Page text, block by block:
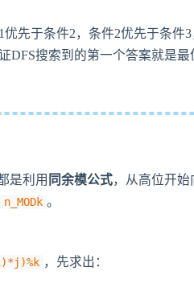
先于条件2，条件2优先于条件
DFS搜索到的第一个答案就是
是利用 同余模公式，从高位开
n_MODk 。
，先求出：